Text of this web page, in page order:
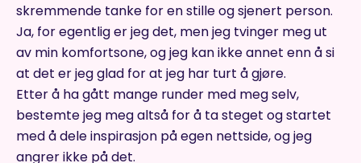
skremmende tanke for en stille og sjenert person.
Ja, for egentlig er jeg det, men jeg tvinger meg ut
av min komfortsone, og jeg kan ikke annet enn å si
at det er jeg glad for at jeg har turt å gjøre.
Etter å ha gått mange runder med meg selv,
bestemte jeg meg altså for å ta steget og startet
med å dele inspirasjon på egen nettside, og jeg
angrer ikke på det.